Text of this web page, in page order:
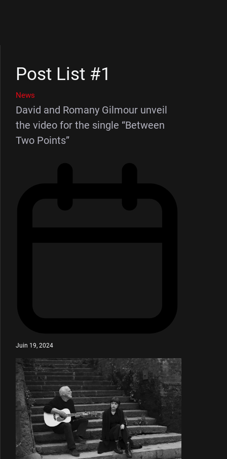
Post List #1
News
David and Romany Gilmour unveil
the video for the single “Between
Two Points”
Juin 19, 2024